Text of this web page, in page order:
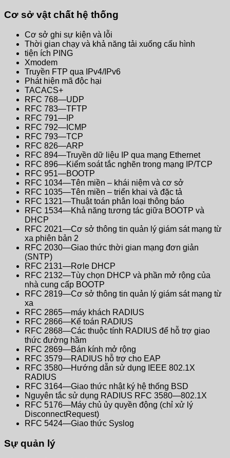
Cơ sở vật chất hệ thống
Cơ sở ghi sự kiện và lỗi
Thời gian chạy và khả năng tải xuống cấu hình
tiện ích PING
Xmodem
Truyền FTP qua IPv4/IPv6
Phát hiện mã độc hại
TACACS+
RFC 768—UDP
RFC 783—TFTP
RFC 791—IP
RFC 792—ICMP
RFC 793—TCP
RFC 826—ARP
RFC 894—Truyền dữ liệu IP qua mạng Ethernet
RFC 896—Kiểm soát tắc nghẽn trong mạng IP/TCP
RFC 951—BOOTP
RFC 1034—Tên miền – khái niệm và cơ sở
RFC 1035—Tên miền – triển khai và đặc tả
RFC 1321—Thuật toán phân loại thông báo
RFC 1534—Khả năng tương tác giữa BOOTP và
DHCP
RFC 2021—Cơ sở thông tin quản lý giám sát mạng từ
xa phiên bản 2
RFC 2030—Giao thức thời gian mạng đơn giản
(SNTP)
RFC 2131—Rơle DHCP
RFC 2132—Tùy chọn DHCP và phần mở rộng của
nhà cung cấp BOOTP
RFC 2819—Cơ sở thông tin quản lý giám sát mạng từ
xa
RFC 2865—máy khách RADIUS
RFC 2866—Kế toán RADIUS
RFC 2868—Các thuộc tính RADIUS để hỗ trợ giao
thức đường hầm
RFC 2869—Bán kính mở rộng
RFC 3579—RADIUS hỗ trợ cho EAP
RFC 3580—Hướng dẫn sử dụng IEEE 802.1X
RADIUS
RFC 3164—Giao thức nhật ký hệ thống BSD
Nguyên tắc sử dụng RADIUS RFC 3580—802.1X
RFC 5176—Máy chủ ủy quyền động (chỉ xử lý
DisconnectRequest)
RFC 5424—Giao thức Syslog
Sự quản lý